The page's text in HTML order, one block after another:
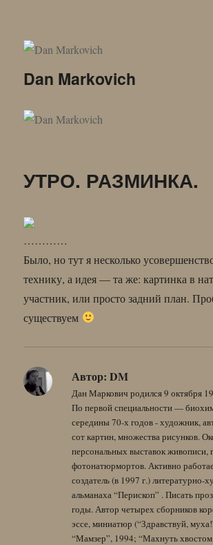
Dan Markovich
УТРО. РАЗМИНКА.
…………
Было, но тут я несколько
технику, а идея — та же: картинка в
участник, или просто задний план.
существуем
Автор: DM
Дан Маркович родился 9 октября
По первой специальности —
середины 70-х годов - художник,
сот картин, множества рисунков.
персональных выставок живописи,
фотонатюрмортов. Активно
создатель (в 1997 г.) литературно-
альманаха “Перископ” . Писать
годы. Автор четырех сборников
эссе, миниатюр (“Здравствуй,
“Мамзер”, 1994; “Махнуть